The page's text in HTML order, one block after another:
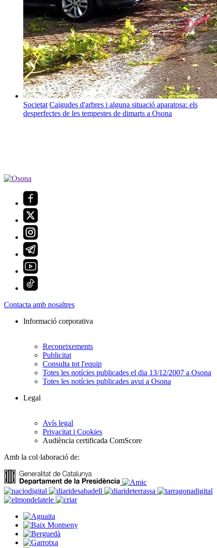
Societat Caigudes d'arbres i alguna situació aparatosa: els
desperfectes de les tempestes de dimarts a Osona
Contacta amb nosaltres
Informació corporativa
Reconeixements
Publicitat
Consulta tot l'equip
Totes les notícies publicades el dia 13/12/2007 a Osona
Totes les notícies publicades avui a Osona
Legal
Avís legal
Privacitat i Cookies
Audiència certificada ComScore
Amb la col·laboració de: